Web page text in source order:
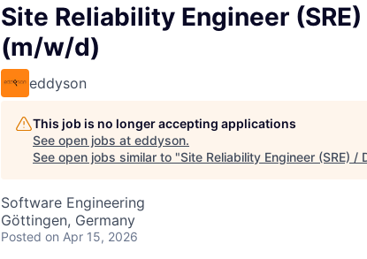
Site Reliability Engineer
(m/w/d)
eddyson
This job is no longer accepting applications
See open jobs at eddyson.
See open jobs similar to "Site Reliability Engineer (SRE)
Software Engineering
Göttingen, Germany
Posted on Apr 15, 2026